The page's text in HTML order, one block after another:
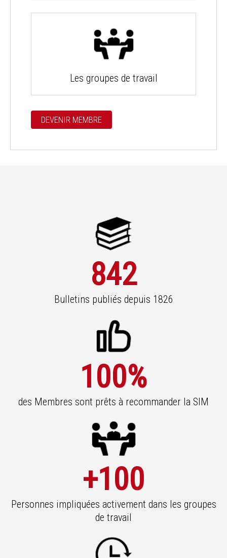
Les groupes de travail
DEVENIR MEMBRE
842
Bulletins publiés depuis 1826
100%
des Membres sont prêts à recommander la SIM
+100
Personnes impliquées activement dans les groupes
de travail